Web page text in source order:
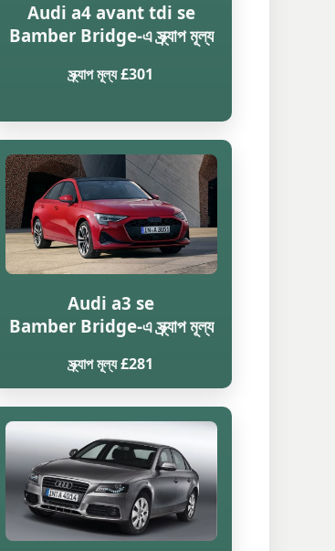
Audi a4 avant tdi se
Bamber Bridge-এ স্ক্র্যাপ মূল্য
স্ক্র্যাপ মূল্য £301
Audi a3 se
Bamber Bridge-এ স্ক্র্যাপ মূল্য
স্ক্র্যাপ মূল্য £281